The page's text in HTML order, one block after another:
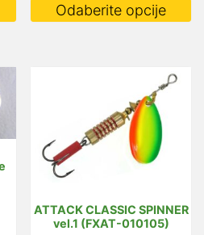
Odaberite opcije
ATTACK CLASSIC SPINNER
vel.1 (FXAT-010105)